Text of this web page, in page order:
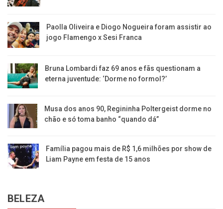
Paolla Oliveira e Diogo Nogueira foram assistir ao
jogo Flamengo x Sesi Franca
Bruna Lombardi faz 69 anos e fãs questionam a
eterna juventude: ‘Dorme no formol?’
Musa dos anos 90, Regininha Poltergeist dorme no
chão e só toma banho “quando dá”
Família pagou mais de R$ 1,6 milhões por show de
Liam Payne em festa de 15 anos
BELEZA